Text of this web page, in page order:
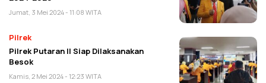
Jumat, 3 Mei 2024 - 11:08 WITA
Pilrek
Pilrek Putaran II Siap Dilaksanakan
Besok
Kamis, 2 Mei 2024 - 12:23 WITA